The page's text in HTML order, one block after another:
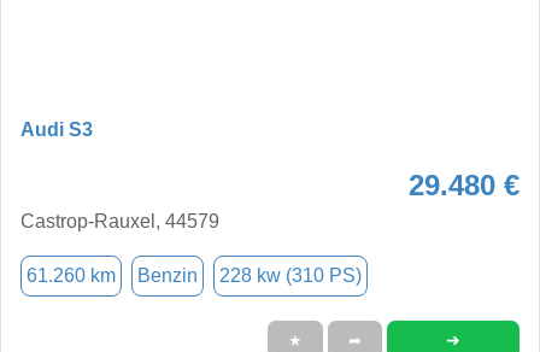
Audi S3
29.480 €
Castrop-Rauxel, 44579
61.260 km Benzin 228 kw (310 PS)
★ ➦ ➜